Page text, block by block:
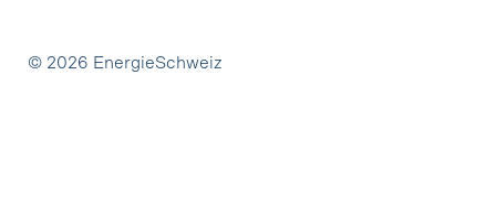
Partner
© 2026 EnergieSchweiz